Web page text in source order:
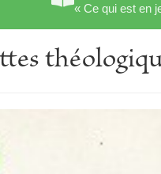
« Ce qui est en